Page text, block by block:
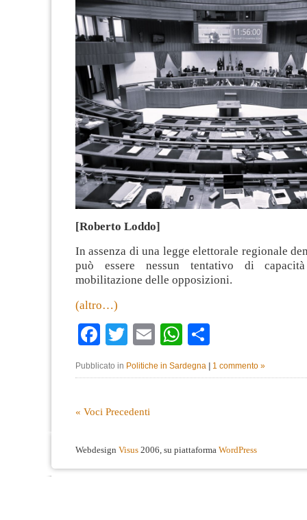
[Roberto Loddo]
In assenza di una legge elettorale regionale
può essere nessun tentativo di
mobilitazione delle opposizioni.
(altro…)
Facebook
TwitterEmailWhatsApp
Pubblicato in Politiche in Sardegna 1 commento »
« Voci Precedenti
Webdesign Visus 2006, su piattaforma WordPress